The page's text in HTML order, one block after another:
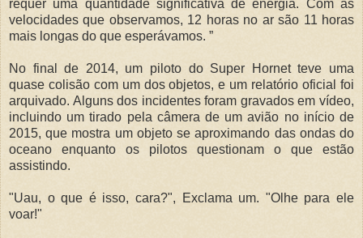
requer uma quantidade significativa de energia. Com as
velocidades que observamos, 12 horas no ar são 11 horas
mais longas do que esperávamos. ”
No final de 2014, um piloto do Super Hornet teve uma
quase colisão com um dos objetos, e um relatório oficial foi
arquivado. Alguns dos incidentes foram gravados em vídeo,
incluindo um tirado pela câmera de um avião no início de
2015, que mostra um objeto se aproximando das ondas do
oceano enquanto os pilotos questionam o que estão
assistindo.
"Uau, o que é isso, cara?", Exclama um. "Olhe para ele
voar!"